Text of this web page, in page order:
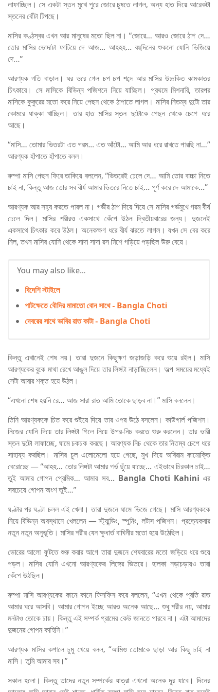
লাফাচ্ছিল। সে একটা স্তন মুখে পুরে জোরে চুষতে লাগল, অন্য হাত দিয়ে আরেকটা
স্তনের বোঁটা টিপছে।
মাসির কণ্ঠস্বর এখন আর মানুষের মতো ছিল না। “জোরে… আরও জোরে ঠাপ দে…
তোর মাসির ভোদাটা ফাটিয়ে দে আজ… আহহহ… বহুদিনের শুকনো যোনি ভিজিয়ে
দে…”
আরণ্যক গতি বাড়াল। ঘর ভরে গেল চপ চপ শব্দে আর মাসির উচ্চকিত কামকাতর
চিৎকারে। সে মাসিকে বিভিন্ন পজিশনে নিয়ে যাচ্ছিল। প্রথমে মিশনারি, তারপর
মাসিকে কুকুরের মতো করে নিয়ে পেছন থেকে ঠাপাতে লাগল। মাসির নিতম্ব দুটো তার
কোমরে ধাক্কা খাচ্ছিল। তার হাত মাসির স্তন দুটোকে পেছন থেকে চেপে ধরে
আছে।
“মাসি… তোমার ভিতরটা এত গরম… এত আঁটো… আমি আর ধরে রাখতে পারছি না…”
আরণ্যক হাঁপাতে হাঁপাতে বলল।
রুম্পা মাসি পেছন ফিরে তাকিয়ে বললেন, “ভিতরেই ঢেলে দে… আমি তোর বাচ্চা নিতে
চাই না, কিন্তু আজ তোর সব বীর্য আমার ভিতরে নিতে চাই… পূর্ণ করে দে আমাকে…”
আরণ্যক আর সহ্য করতে পারল না। গভীর ঠাপ দিয়ে দিয়ে সে মাসির গর্ভমুখে গরম বীর্য
ঢেলে দিল। মাসির শরীরও একসাথে কেঁপে উঠল দ্বিতীয়বারের জন্য। দুজনেই
একসাথে চিৎকার করে উঠল। অনেকক্ষণ ধরে বীর্য ঝরতে লাগল। যখন সে বের করে
নিল, তখন মাসির যোনি থেকে সাদা সাদা রস মিশে গড়িয়ে পড়ছিল উরু বেয়ে।
You may also like...
বিদেশি স্টাইলে
পাটক্ষেতে বৌদির মামাতো বোন সাথে - Bangla Choti
দেবরের সাথে ভাবির রাত কাটা - Bangla Choti
কিন্তু এখানেই শেষ নয়। তারা দুজনে কিছুক্ষণ জড়াজড়ি করে শুয়ে রইল। মাসি
আরণ্যকের বুকে মাথা রেখে আঙুল দিয়ে তার লিঙ্গটা নাড়াচ্ছিলেন। অল্প সময়ের মধ্যেই
সেটা আবার শক্ত হয়ে উঠল।
“এখনো শেষ হয়নি রে… আজ সারা রাত আমি তোকে ছাড়ব না।” মাসি বললেন।
তিনি আরণ্যককে চিত করে শুইয়ে দিয়ে তার ওপর উঠে বসলেন। কাউগার্ল পজিশন।
নিজের যোনি দিয়ে তার লিঙ্গটা গিলে নিয়ে উপর-নিচ করতে শুরু করলেন। তার ভারী
স্তন দুটো লাফাচ্ছে, ঘামে চকচক করছে। আরণ্যক নিচ থেকে তার নিতম্ব চেপে ধরে
সাহায্য করছিল। মাসির চুল এলোমেলো হয়ে গেছে, মুখ দিয়ে অবিরাম কামোক্তি
বেরোচ্ছে — “আহহ… তোর লিঙ্গটা আমার গর্ভ ছুঁয়ে যাচ্ছে… এইভাবে চিরকাল চাই…
তুই আমার গোপন প্রেমিক… আমার সব… Bangla Choti Kahini এর
সবচেয়ে গোপন অংশ তুই…”
ঘণ্টার পর ঘণ্টা চলল এই খেলা। তারা দুজনে ঘামে ভিজে গেছে। মাসি আরণ্যককে
নিয়ে বিভিন্ন অবস্থানে খেললেন — স্ট্যান্ডিং, স্পুনিং, লটাস পজিশন। প্রত্যেকবার
নতুন নতুন অনুভূতি। মাসির শরীর যেন ক্ষুধার্ত বাঘিনীর মতো হয়ে উঠেছিল।
ভোরের আলো ফুটতে শুরু করার আগে তারা দুজনে শেষবারের মতো জড়িয়ে ধরে শুয়ে
পড়ল। মাসির যোনি এখনো আরণ্যকের লিঙ্গের ভিতরে। হালকা নড়াচড়ায়ও তারা
কেঁপে উঠছিল।
রুম্পা মাসি আরণ্যকের কানে কানে ফিসফিস করে বললেন, “এখন থেকে প্রতি রাত
আমার ঘরে আসবি। আমার গোপন ইচ্ছে আরও অনেক আছে… শুধু শরীর নয়, আমার
মনটাও তোকে চায়। কিন্তু এই সম্পর্ক গ্রামের কেউ জানতে পারবে না। এটা আমাদের
দুজনের গোপন কাহিনি।”
আরণ্যক মাসির কপালে চুমু খেয়ে বলল, “আমিও তোমাকে ছাড়া আর কিছু চাই না
মাসি। তুমি আমার সব।”
সকাল হলো। কিন্তু তাদের নতুন সম্পর্কের যাত্রা এখনো অনেক দূর যাবে। দিনের